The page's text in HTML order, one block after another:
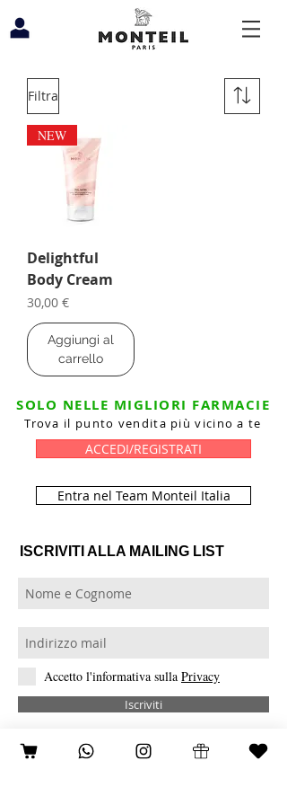
Filtra
NEW
Delightful
Body Cream
Prezzo
30,00 €
Aggiungi al
carrello
SOLO NELLE MIGLIORI FARMACIE
Trova il punto vendita più vicino a te
ACCEDI/REGISTRATI
Entra nel Team Monteil Italia
ISCRIVITI ALLA MAILING LIST
Accetto l'informativa sulla Privacy
Iscriviti
IL MARCHIO
La nascita del Mito
GARANZIA MONTEIL
Pagamento sicuro